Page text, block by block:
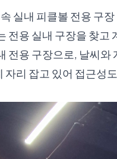
실내 피클볼 전용 구장
전용 실내 구장을 찾
전용 구장으로, 날씨
리 잡고 있어 접근성